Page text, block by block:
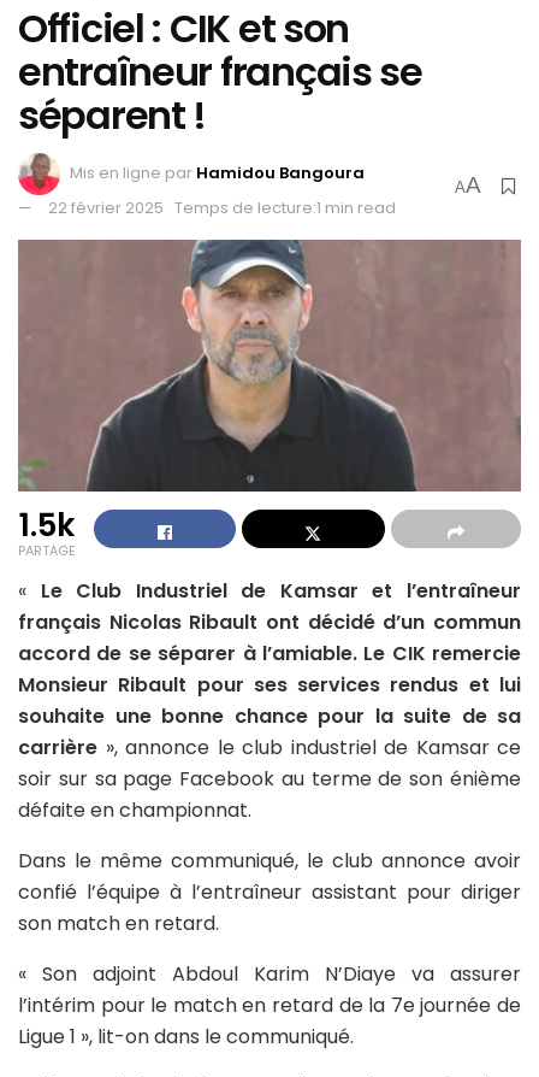
Officiel : CIK et son
entraîneur français se
séparent !
Mis en ligne par Hamidou Bangoura
22 février 2025 Temps de lecture:1 min read
AA
1.5k
PARTAGE
« Le Club Industriel de Kamsar et l’entraîneur
français Nicolas Ribault ont décidé d’un commun
accord de se séparer à l’amiable. Le CIK remercie
Monsieur Ribault pour ses services rendus et lui
souhaite une bonne chance pour la suite de sa
carrière », annonce le club industriel de Kamsar ce
soir sur sa page Facebook au terme de son énième
défaite en championnat.
Dans le même communiqué, le club annonce avoir
confié l’équipe à l’entraîneur assistant pour diriger
son match en retard.
« Son adjoint Abdoul Karim N’Diaye va assurer
l’intérim pour le match en retard de la 7e journée de
Ligue 1 », lit-on dans le communiqué.